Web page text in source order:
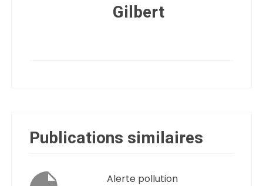
Gilbert
Publications similaires
Alerte pollution